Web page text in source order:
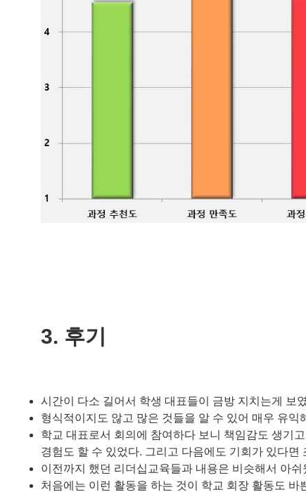
3. 후기
시간이 다소 길어서 학생 대표들이 금방 지치는게 보
형식적이지도 않고 많은 것들을 알 수 있어 매우 유익
학교 대표로서 회의에 참여하다 보니 책임감도 생기
경험도 할 수 있었다. 그리고 다음에도 기회가 있다
이전까지 했던 리더십교육들과 내용은 비슷해서 아
처음에는 이런 활동을 하는 것이 학교 회장 활동도